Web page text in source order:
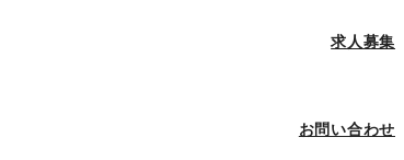
求人募集
お問い合わせ